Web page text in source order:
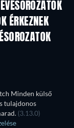
TV
ÉRKEZNEK
TV
2
Minden külső
tulajdonos
(3.13.0)